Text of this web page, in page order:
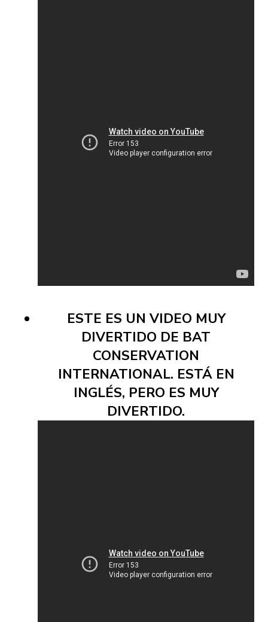
ESTE ES UN VIDEO MUY
DIVERTIDO DE BAT
CONSERVATION
INTERNATIONAL. ESTÁ EN
INGLÉS, PERO ES MUY
DIVERTIDO.